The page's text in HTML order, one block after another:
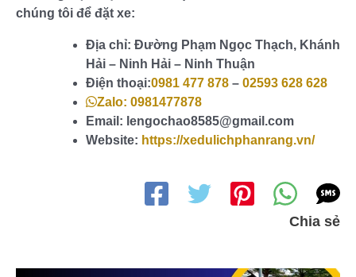
chúng tôi để đặt xe:
Địa chỉ: Đường Phạm Ngọc Thạch, Khánh
Hải – Ninh Hải – Ninh Thuận
Điện thoại:0981 477 878 – 02593 628 628
Zalo: 0981477878
Email: lengochao8585@gmail.com
Website: https://xedulichphanrang.vn/
Chia sẻ